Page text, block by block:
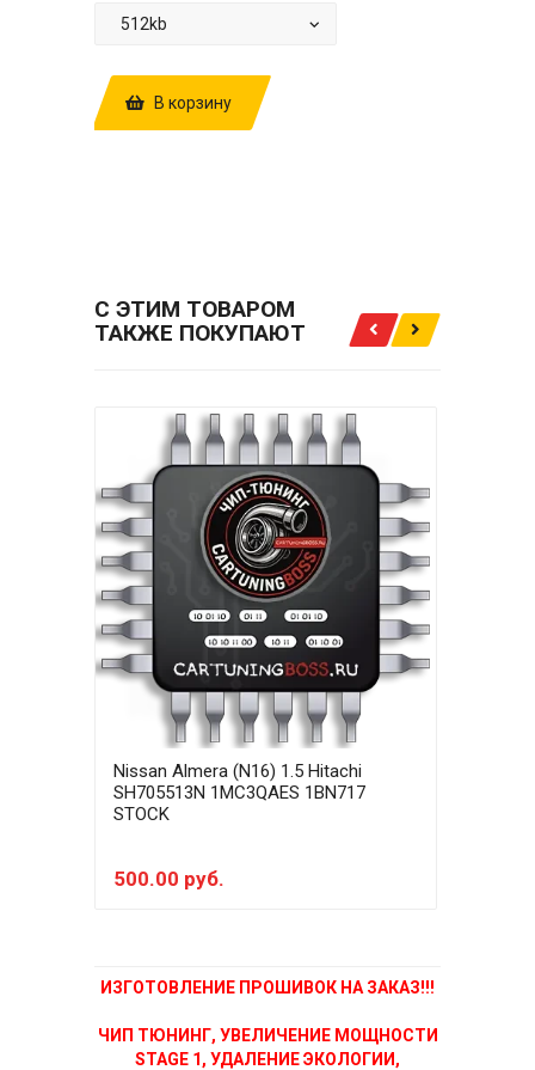
В корзину
С ЭТИМ ТОВАРОМ
ТАКЖЕ ПОКУПАЮТ
Nissan Almera (N16) 1.5 Hitachi
SH705513N 1MC3QAES 1BN717
STOCK
500.00 руб.
ИЗГОТОВЛЕНИЕ ПРОШИВОК НА ЗАКАЗ!!!
ЧИП ТЮНИНГ, УВЕЛИЧЕНИЕ МОЩНОСТИ
STAGE 1, УДАЛЕНИЕ ЭКОЛОГИИ,